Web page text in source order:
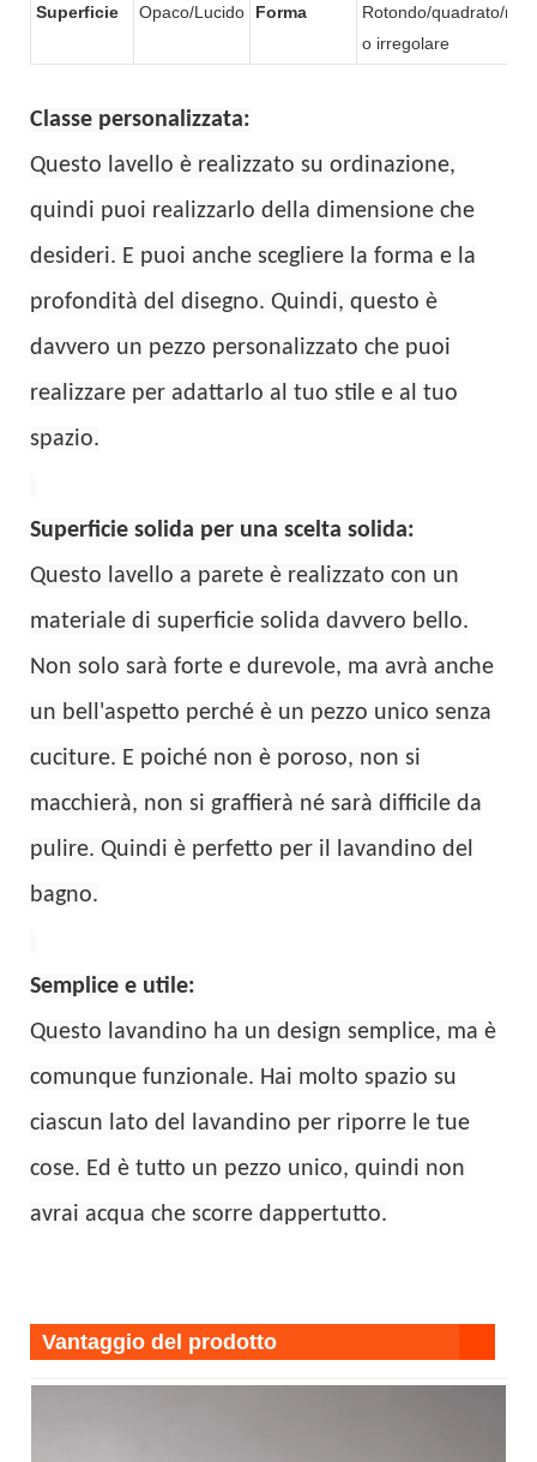
Superficie Opaco/Lucido Forma
Rotondo/quadrato/
o irregolare
Classe personalizzata:
Questo lavello è realizzato su ordinazione,
quindi puoi realizzarlo della dimensione che
desideri. E puoi anche scegliere la forma e la
profondità del disegno. Quindi, questo è
davvero un pezzo personalizzato che puoi
realizzare per adattarlo al tuo stile e al tuo
spazio.
Superficie solida per una scelta solida:
Questo lavello a parete è realizzato con un
materiale di superficie solida davvero bello.
Non solo sarà forte e durevole, ma avrà anche
un bell'aspetto perché è un pezzo unico senza
cuciture. E poiché non è poroso, non si
macchierà, non si graffierà né sarà difficile da
pulire. Quindi è perfetto per il lavandino del
bagno.
Semplice e utile:
Questo lavandino ha un design semplice, ma è
comunque funzionale. Hai molto spazio su
ciascun lato del lavandino per riporre le tue
cose. Ed è tutto un pezzo unico, quindi non
avrai acqua che scorre dappertutto.
Vantaggio del prodotto